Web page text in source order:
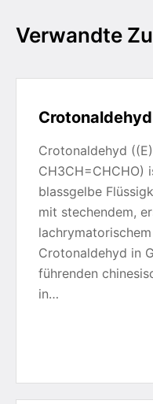
Verwandte
Crotonaldehyd
Crotonaldehyd
CH3CH=CHCHO)
blassgelbe
mit stechendem,
Crotonaldehyd in
führenden
in…